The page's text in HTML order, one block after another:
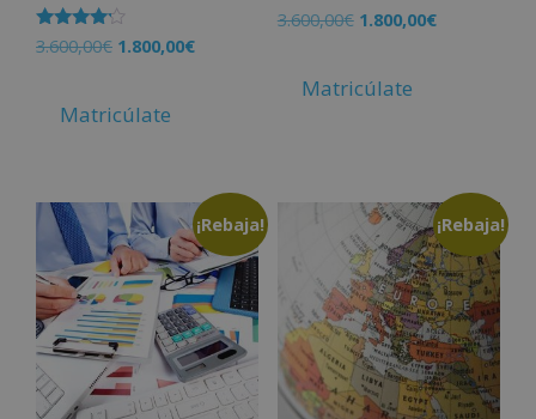
Valorado
con
3.600,00€ 1.800,00€
Matricúlate
3.600,00€ 1.800,00€
Matricúlate
¡Rebaja! ¡Rebaja!